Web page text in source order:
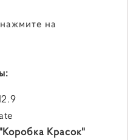
на
"Коробка Красок"